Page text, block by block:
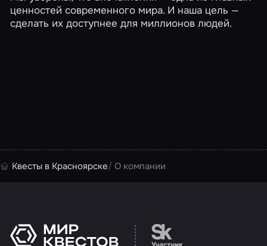
ценностей современного мира. И наша цель —
сделать их доступнее для миллионов людей.
Квесты в Красноярске О компании
Перейти на сайт